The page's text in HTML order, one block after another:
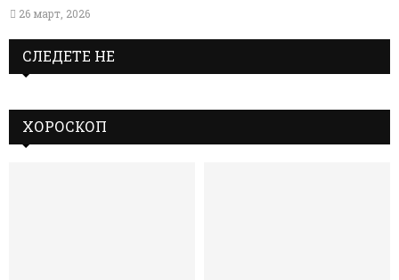
26 март, 2026
СЛЕДЕТЕ НЕ
ХОРОСКОП